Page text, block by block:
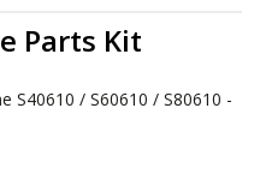
Parts Kit
S40610 / S60610 / S80610 -